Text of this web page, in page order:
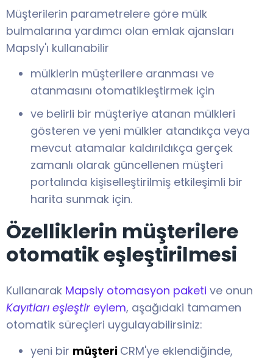
Müşterilerin parametrelere göre mülk
bulmalarına yardımcı olan emlak ajansları
Mapsly'ı kullanabilir
mülklerin müşterilere aranması ve
atanmasını otomatikleştirmek için
ve belirli bir müşteriye atanan mülkleri
gösteren ve yeni mülkler atandıkça veya
mevcut atamalar kaldırıldıkça gerçek
zamanlı olarak güncellenen müşteri
portalında kişiselleştirilmiş etkileşimli bir
harita sunmak için.
Özelliklerin müşterilere
otomatik eşleştirilmesi
Kullanarak Mapsly otomasyon paketi ve onun
Kayıtları eşleştir eylem, aşağıdaki tamamen
otomatik süreçleri uygulayabilirsiniz:
yeni bir müşteri CRM'ye eklendiğinde,